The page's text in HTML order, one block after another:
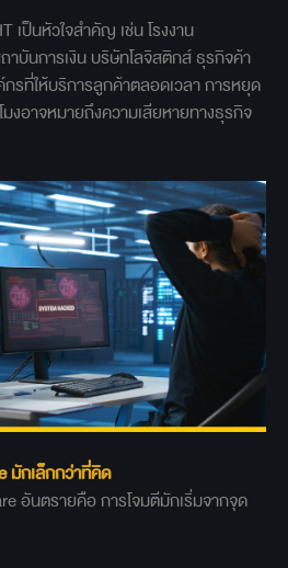
นหัวใจสำคัญ เช่น โรงงาน
บันการเงิน บริษัทโลจิสติกส์ ธุรกิจค้า
รที่ให้บริการลูกค้าตลอดเวลา การหยุด
มงอาจหมายถึงความเสียหายทางธุรกิจ
มักเล็กกว่าที่คิด
อันตรายคือ การโจมตีมักเริ่มจากจุด